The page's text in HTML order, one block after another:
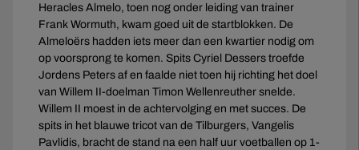
Heracles Almelo, toen nog onder leiding van trainer
Frank Wormuth, kwam goed uit de startblokken. De
Almeloërs hadden iets meer dan een kwartier nodig om
op voorsprong te komen. Spits Cyriel Dessers troefde
Jordens Peters af en faalde niet toen hij richting het doel
van Willem II-doelman Timon Wellenreuther snelde.
Willem II moest in de achtervolging en met succes. De
spits in het blauwe tricot van de Tilburgers, Vangelis
Pavlidis, bracht de stand na een half uur voetballen op 1-